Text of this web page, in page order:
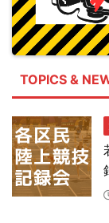
TOPICS &